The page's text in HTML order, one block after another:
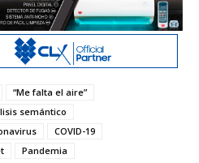
“Me falta el aire”
semántico
COVID-19
Pandemia